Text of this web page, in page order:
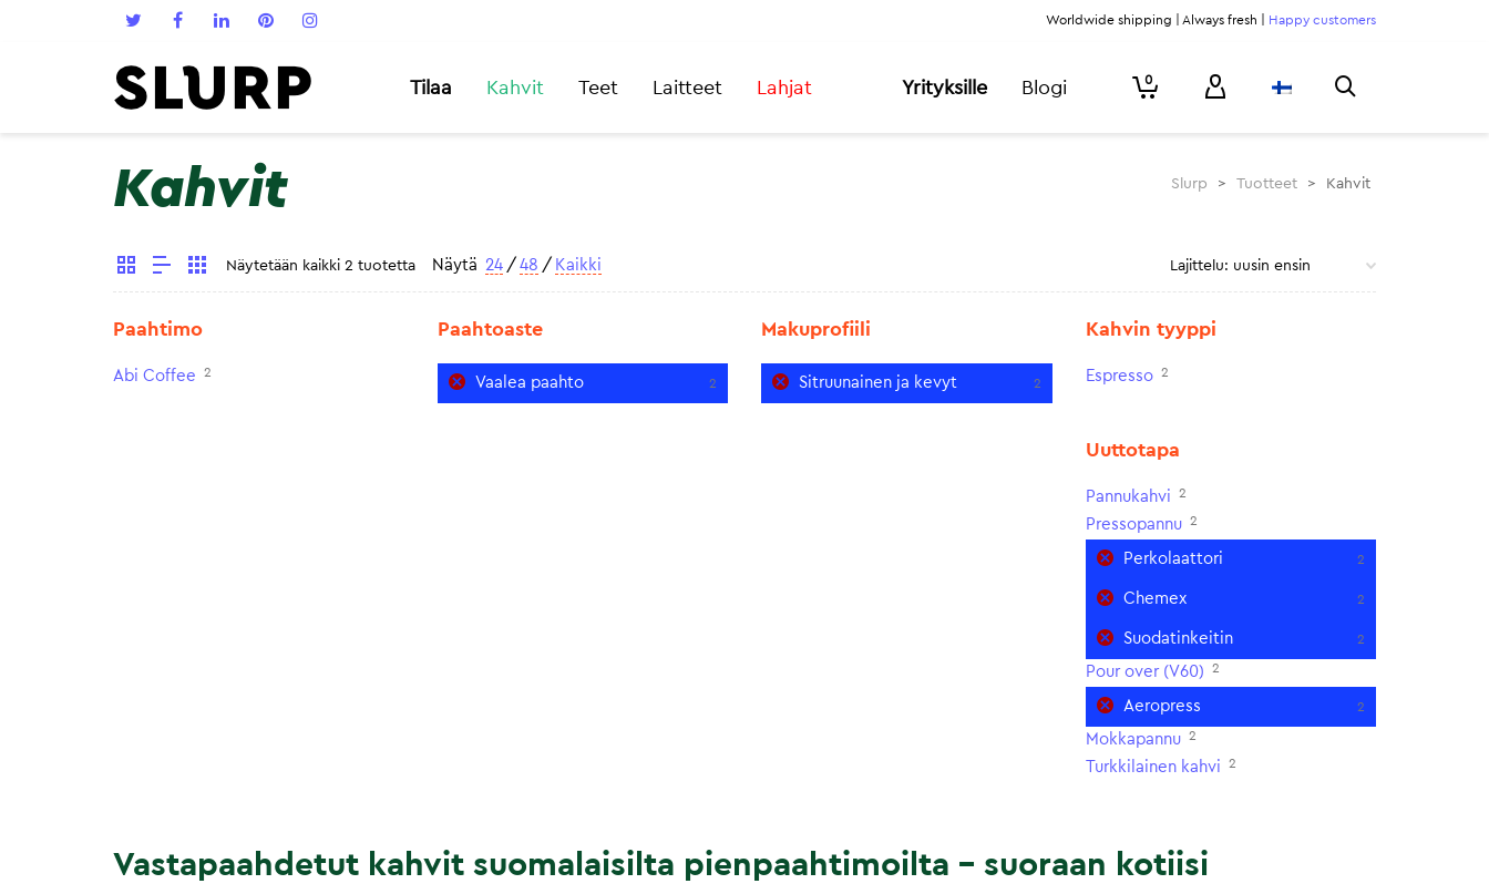
Worldwide shipping | Always fresh | Happy customers
Tilaa Kahvit Teet Laitteet Lahjat Yrityksille Blogi 0
Kahvit Slurp > Tuotteet > Kahvit
Näytetään kaikki 2 tuotetta Näytä 24 / 48 / Kaikki
Paahtimo
Abi Coffee 2
Paahtoaste
Vaalea paahto 2
Makuprofiili
Sitruunainen ja kevyt 2
Kahvin tyyppi
Espresso 2
Uuttotapa
Pannukahvi 2
Pressopannu 2
Perkolaattori 2
Chemex 2
Suodatinkeitin 2
Pour over (V60) 2
Aeropress 2
Mokkapannu 2
Turkkilainen kahvi 2
Vastapaahdetut kahvit suomalaisilta pienpaahtimoilta – suoraan kotiisi